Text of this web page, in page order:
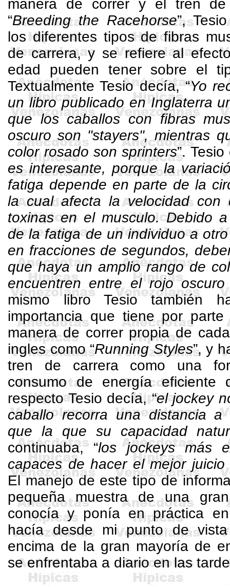
manera de correr y el tren
“Breeding the Racehorse”,
los diferentes tipos de fibras
de carrera, y se refiere al
edad pueden tener sobre el
Textualmente Tesio decía, “Yo
un libro publicado en Inglaterra
que los caballos con fibras
oscuro son "stayers", mientras
color rosado son sprinters”.
es interesante, porque la
fatiga depende en parte de la
la cual afecta la velocidad con
toxinas en el musculo. Debido
de la fatiga de un individuo a
en fracciones de segundos,
que haya un amplio rango de
encuentren entre el rojo
mismo libro Tesio también
importancia que tiene por
manera de correr propia de
ingles como “Running Styles”, y
tren de carrera como una
consumo de energía eficiente
respecto Tesio decía, “el jockey
caballo recorra una distancia a
que la que su capacidad
continuaba, “los jockeys más
capaces de hacer el mejor juicio
El manejo de este tipo de
pequeña muestra de una
conocía y ponía en práctica
hacía desde mi punto de
encima de la gran mayoría de
se enfrentaba a diario en las